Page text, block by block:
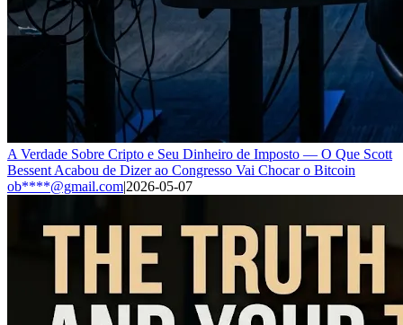
A Verdade Sobre Cripto e Seu Dinheiro de Imposto — O Que Scott
Bessent Acabou de Dizer ao Congresso Vai Chocar o Bitcoin
ob****@gmail.com|2026-05-07